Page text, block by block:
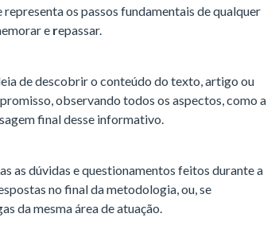
representa os passos fundamentais de qualquer
e repassar.
de descobrir o conteúdo do texto, artigo ou
observando todos os aspectos, como a
final desse informativo.
as dúvidas e questionamentos feitos durante a
no final da metodologia, ou, se
da mesma área de atuação.